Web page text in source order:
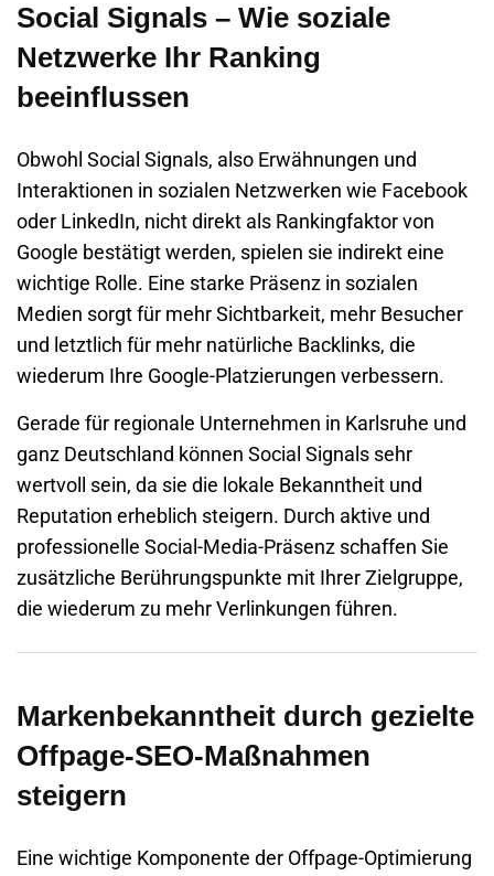
Social Signals – Wie soziale
Netzwerke Ihr Ranking
beeinflussen
Obwohl Social Signals, also Erwähnungen und
Interaktionen in sozialen Netzwerken wie Facebook
oder LinkedIn, nicht direkt als Rankingfaktor von
Google bestätigt werden, spielen sie indirekt eine
wichtige Rolle. Eine starke Präsenz in sozialen
Medien sorgt für mehr Sichtbarkeit, mehr Besucher
und letztlich für mehr natürliche Backlinks, die
wiederum Ihre Google-Platzierungen verbessern.
Gerade für regionale Unternehmen in Karlsruhe und
ganz Deutschland können Social Signals sehr
wertvoll sein, da sie die lokale Bekanntheit und
Reputation erheblich steigern. Durch aktive und
professionelle Social-Media-Präsenz schaffen Sie
zusätzliche Berührungspunkte mit Ihrer Zielgruppe,
die wiederum zu mehr Verlinkungen führen.
Markenbekanntheit durch gezielte
Offpage-SEO-Maßnahmen
steigern
Eine wichtige Komponente der Offpage-Optimierung